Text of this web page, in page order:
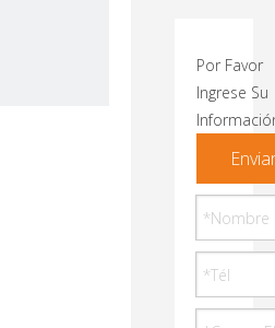
Por Favor
Ingrese Su